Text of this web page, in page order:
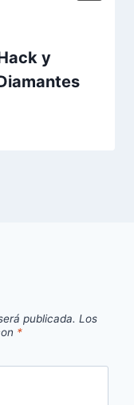
y
publicada. Los
*